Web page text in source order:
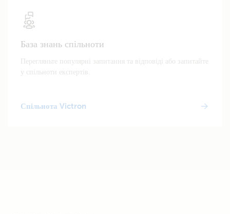
База знань спільноти
Перегляньте популярні запитання та відповіді або запитайте
у спільноти експертів.
Спільнота Victron